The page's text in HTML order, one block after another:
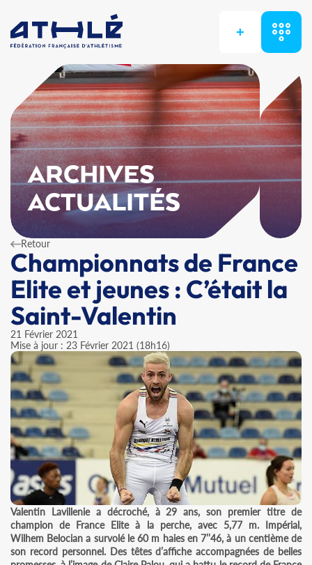
+
ARCHIVES
ACTUALITÉS
Retour
Championnats de France
Elite et jeunes : C’était la
Saint-Valentin
21 Février 2021
Mise à jour : 23 Février 2021 (18h16)
Valentin Lavillenie a décroché, à 29 ans, son premier titre de
champion de France Elite à la perche, avec 5,77 m. Impérial,
Wilhem Belocian a survolé le 60 m haies en 7’’46, à un centième de
son record personnel. Des têtes d’affiche accompagnées de belles